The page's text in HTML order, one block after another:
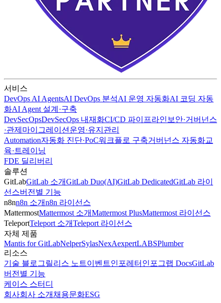
서비스
DevOps AI AgentsAI DevOps 분석AI 운영 자동화AI 코딩 자동
화AI Agent 설계·구축
DevSecOpsDevSecOps 내재화CI/CD 파이프라인 보안·거버넌스
·관제 마이그레이션 운영·유지관리
Automation자동화 진단·PoC워크플로 구축거버넌스 자동화교
육·트레이닝
FDE 딜리버리
솔루션
GitLabGitLab 소개GitLab Duo(AI)GitLab DedicatedGitLab 라이
선스버전별 기능
n8nn8n 소개n8n 라이선스
MattermostMattermost 소개Mattermost PlusMattermost 라이선스
TeleportTeleport 소개Teleport 라이선스
자체 제품
Mantis for GitLabNelperSylasNexAexpertLABSPlumber
리소스
기술 블로그 릴리스 노트이벤트인포레터 인포그랩 DocsGitLab
버전별 기능
케이스 스터디
회사회사 소개 채용문화ESG